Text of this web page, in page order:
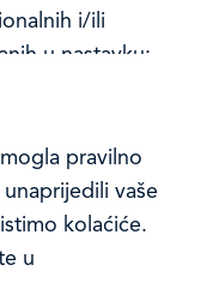
pravilno
vaše
kolaćiće.
u
i/ili
u nastavku:
osnovne